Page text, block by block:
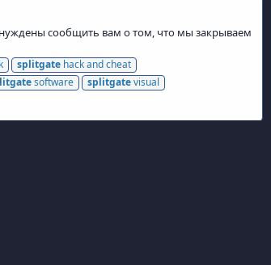
сообщить вам о том, что мы закрываем
splitgate hack and cheat
software splitgatevisual